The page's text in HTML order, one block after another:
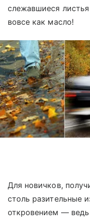
слежавшиеся
вовсе как масло!
Для новичков,
столь разительные
откровением — ведь